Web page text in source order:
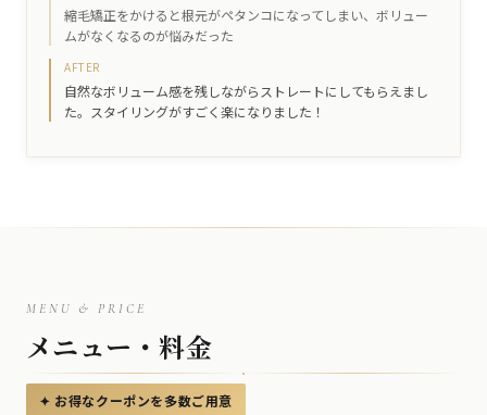
縮毛矯正をかけると根元がペタンコになってしまい、ボリュー
ムがなくなるのが悩みだった
AFTER
自然なボリューム感を残しながらストレートにしてもらえまし
た。スタイリングがすごく楽になりました！
MENU & PRICE
メニュー・料金
✦ お得なクーポンを多数ご用意